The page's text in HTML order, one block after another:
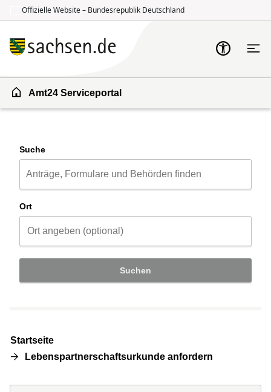
Offizielle Website – Bundesrepublik Deutschland
Amt24 Serviceportal
Suche
Ort
Suchen
Startseite
Lebenspartnerschaftsurkunde anfordern